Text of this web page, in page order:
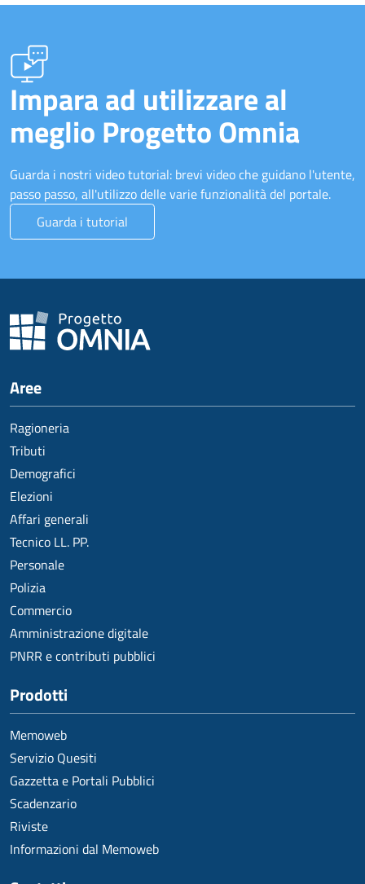
Impara ad utilizzare al
meglio Progetto Omnia
Guarda i nostri video tutorial: brevi video che guidano l'utente,
passo passo, all'utilizzo delle varie funzionalità del portale.
Guarda i tutorial
Aree
Ragioneria
Tributi
Demografici
Elezioni
Affari generali
Tecnico LL. PP.
Personale
Polizia
Commercio
Amministrazione digitale
PNRR e contributi pubblici
Prodotti
Memoweb
Servizio Quesiti
Gazzetta e Portali Pubblici
Scadenzario
Riviste
Informazioni dal Memoweb